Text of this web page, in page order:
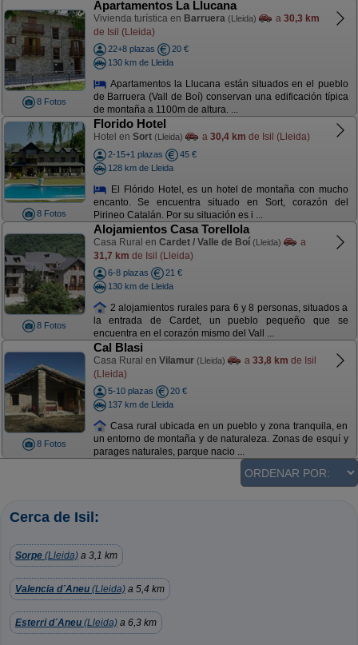
8 Fotos
Apartamentos La Llucana
Vivienda turística en Barruera (Lleida) a 30,3 km
de Isil (Lleida)
22+8 plazas
20 €
130 km de Lleida
Apartamentos la Llucana están situados en el pueblo
de Barruera (Vall de Boí) conservan una edificación típica
de montaña a 1100m de altura. ...
8 Fotos
Florido Hotel
Hotel en Sort (Lleida) a 30,4 km de Isil (Lleida)
2-15+1 plazas
45 €
128 km de Lleida
El Flórido Hotel, es un hotel de montaña con mucho
encanto. Se encuentra situado en Sort, corazón del
Pirineo Catalán. Por su situación es i ...
8 Fotos
Alojamientos Casa Torellola
Casa Rural en Cardet / Valle de Boí (Lleida)
a
31,7 km de Isil (Lleida)
6-8 plazas
21 €
130 km de Lleida
2 alojamientos rurales para 6 y 8 personas, situados a
la entrada de Cardet, un pueblo pequeño que se
encuentra en el corazón mismo del Vall ...
8 Fotos
Cal Blasi
Casa Rural en Vilamur (Lleida) a 33,8 km de Isil
(Lleida)
5-10 plazas
20 €
137 km de Lleida
Casa rural ubicada en un pueblo y zona tranquila, en
un entorno de montaña y de naturaleza. Zonas de esquí y
parages naturales, parque nacio ...
Cerca de Isil:
Sorpe (Lleida) a 3,1 km
Valencia d´Aneu (Lleida) a 5,4 km
Esterri d´Aneu (Lleida) a 6,3 km